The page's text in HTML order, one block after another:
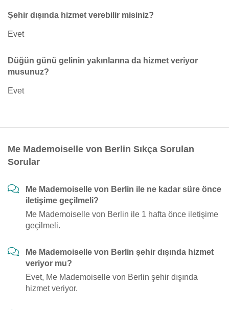
Şehir dışında hizmet verebilir misiniz?
Evet
Düğün günü gelinin yakınlarına da hizmet veriyor
musunuz?
Evet
Me Mademoiselle von Berlin Sıkça Sorulan
Sorular
Me Mademoiselle von Berlin ile ne kadar süre önce
iletişime geçilmeli?
Me Mademoiselle von Berlin ile 1 hafta önce iletişime
geçilmeli.
Me Mademoiselle von Berlin şehir dışında hizmet
veriyor mu?
Evet, Me Mademoiselle von Berlin şehir dışında
hizmet veriyor.